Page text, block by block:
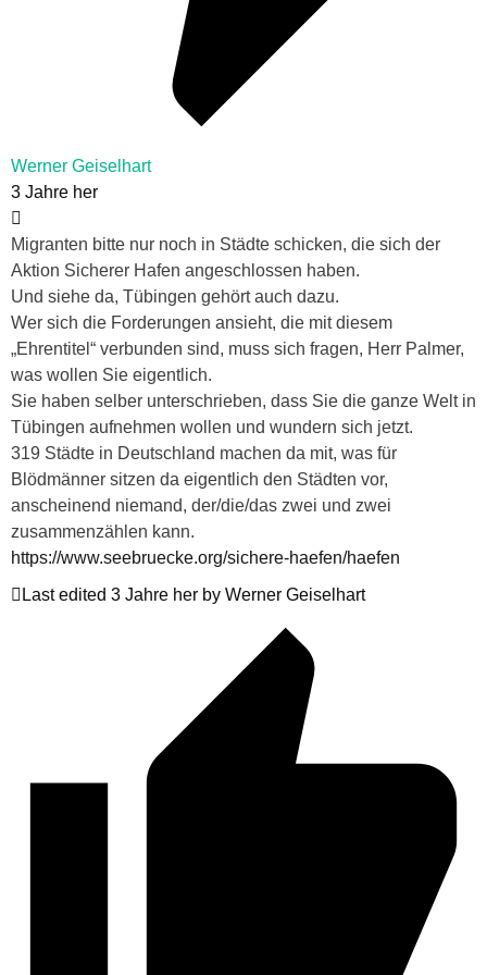
Werner Geiselhart
3 Jahre her
Migranten bitte nur noch in Städte schicken, die sich der
Aktion Sicherer Hafen angeschlossen haben.
Und siehe da, Tübingen gehört auch dazu.
Wer sich die Forderungen ansieht, die mit diesem
„Ehrentitel“ verbunden sind, muss sich fragen, Herr Palmer,
was wollen Sie eigentlich.
Sie haben selber unterschrieben, dass Sie die ganze Welt in
Tübingen aufnehmen wollen und wundern sich jetzt.
319 Städte in Deutschland machen da mit, was für
Blödmänner sitzen da eigentlich den Städten vor,
anscheinend niemand, der/die/das zwei und zwei
zusammenzählen kann.
https://www.seebruecke.org/sichere-haefen/haefen
Last edited 3 Jahre her by Werner Geiselhart